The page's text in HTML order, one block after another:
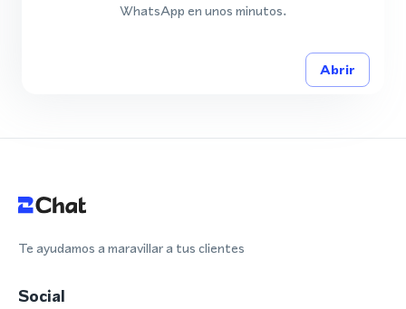
WhatsApp en unos minutos.
Abrir
Te ayudamos a maravillar a tus clientes
Social